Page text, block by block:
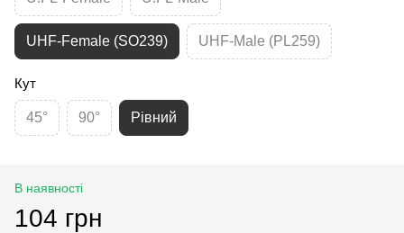
UHF-Female (SO239) UHF-Male (PL259)
Кут
45° 90° Рівний
В наявності
104 грн